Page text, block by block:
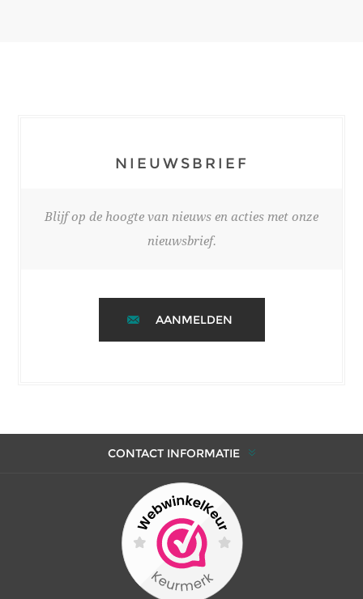
NIEUWSBRIEF
Blijf op de hoogte van nieuws en acties met onze
nieuwsbrief.
AANMELDEN
CONTACT INFORMATIE